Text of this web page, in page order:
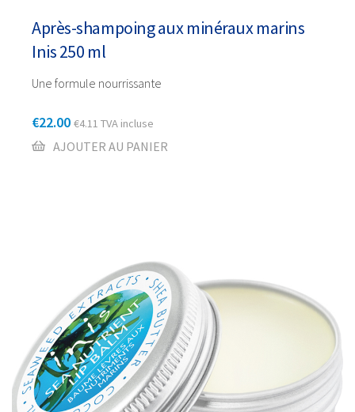
Après-shampoing aux minéraux marins
Inis 250 ml
Une formule nourrissante
€22.00 €4.11 TVA incluse
AJOUTER AU PANIER